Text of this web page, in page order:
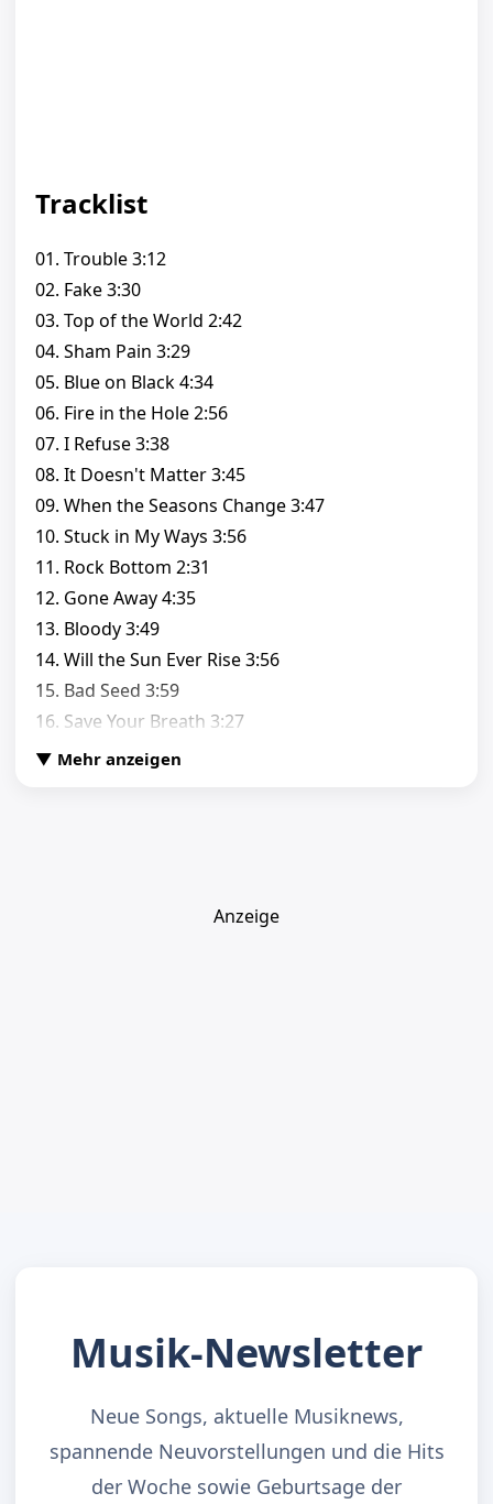
Tracklist
01. Trouble 3:12
02. Fake 3:30
03. Top of the World 2:42
04. Sham Pain 3:29
05. Blue on Black 4:34
06. Fire in the Hole 2:56
07. I Refuse 3:38
08. It Doesn't Matter 3:45
09. When the Seasons Change 3:47
10. Stuck in My Ways 3:56
11. Rock Bottom 2:31
12. Gone Away 4:35
13. Bloody 3:49
14. Will the Sun Ever Rise 3:56
15. Bad Seed 3:59
16. Save Your Breath 3:27
▼ Mehr anzeigen
Anzeige
Musik-Newsletter
Neue Songs, aktuelle Musiknews,
spannende Neuvorstellungen und die Hits
der Woche sowie Geburtsage der